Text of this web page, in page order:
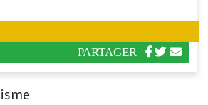
PARTAGER